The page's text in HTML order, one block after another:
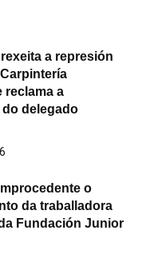
rexeita a represión
reclama a
delegado
o
da traballadora
Fundación Junior